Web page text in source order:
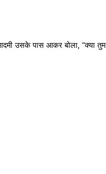
उसके पास आकर बोला, “क्या तुम